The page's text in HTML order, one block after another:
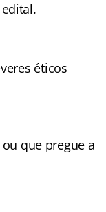
éticos
que pregue a